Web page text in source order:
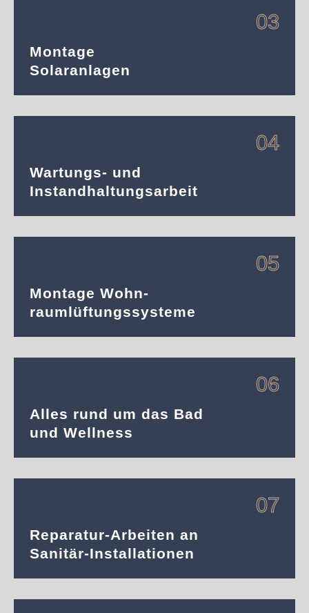
03
Montage
Solaranlagen
04
Wartungs- und
Instandhaltungsarbeit
05
Montage Wohn-
raumlüftungssysteme
06
Alles rund um das Bad
und Wellness
07
Reparatur-Arbeiten an
Sanitär-Installationen